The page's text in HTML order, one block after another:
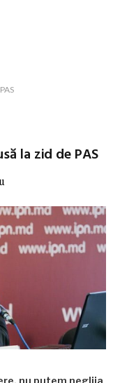
la zid de PAS